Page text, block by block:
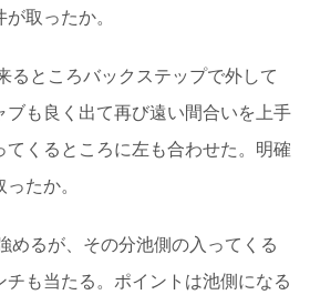
取ったか。
るところバックステップで外して
ブも良く出て再び遠い間合いを上手
てくるところに左も合わせた。明確
たか。
めるが、その分池側の入ってくる
チも当たる。ポイントは池側になる